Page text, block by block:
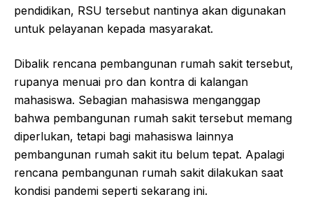
pendidikan, RSU tersebut nantinya akan digunakan
untuk pelayanan kepada masyarakat.
Dibalik rencana pembangunan rumah sakit tersebut,
rupanya menuai pro dan kontra di kalangan
mahasiswa. Sebagian mahasiswa menganggap
bahwa pembangunan rumah sakit tersebut memang
diperlukan, tetapi bagi mahasiswa lainnya
pembangunan rumah sakit itu belum tepat. Apalagi
rencana pembangunan rumah sakit dilakukan saat
kondisi pandemi seperti sekarang ini.